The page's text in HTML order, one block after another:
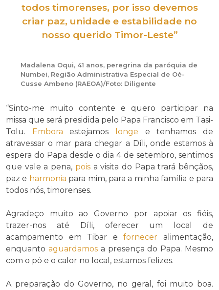
todos timorenses, por isso devemos
criar paz, unidade e estabilidade no
nosso querido Timor-Leste”
Madalena Oqui, 41 anos, peregrina da paróquia de
Numbei, Região Administrativa Especial de Oé-
Cusse Ambeno (RAEOA)/Foto: Diligente
“Sinto-me muito contente e quero participar na
missa que será presidida pelo Papa Francisco em Tasi-
Tolu. Embora estejamos longe e tenhamos de
atravessar o mar para chegar a Díli, onde estamos à
espera do Papa desde o dia 4 de setembro, sentimos
que vale a pena, poisa visita do Papa trará bênçãos,
paz e harmonia para mim, para a minha família e para
todos nós, timorenses.
Agradeço muito ao Governo por apoiar os fiéis,
trazer-nos até Díli, oferecer um local de
acampamento em Tibar efornecer alimentação,
enquanto aguardamosa presença do Papa. Mesmo
com o pó e o calor no local, estamos felizes.
A preparação do Governo, no geral, foi muito boa.